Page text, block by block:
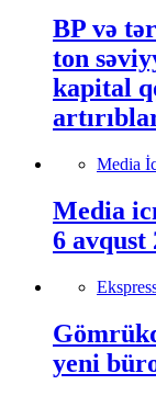
BP və
ton
kapital
Media
Media
6 avqust
yeni